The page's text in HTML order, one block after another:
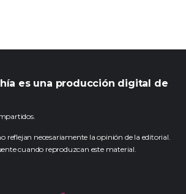
es una producción digital de
reflejan necesariamente la opinión de la editorial.
cuando reproduzcan este material.